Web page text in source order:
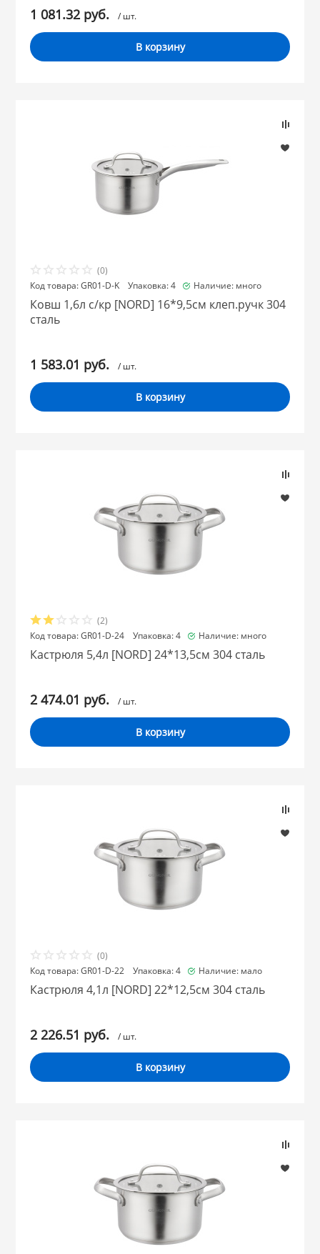
1 081.32 руб. / шт.
В корзину
(0)
Наличие: много
Код товара: GR01-D-K Упаковка: 4
Ковш 1,6л с/кр [NORD] 16*9,5см клеп.ручк 304
сталь
1 583.01 руб. / шт.
В корзину
(2)
Наличие: много
Код товара: GR01-D-24 Упаковка: 4
Кастрюля 5,4л [NORD] 24*13,5см 304 сталь
2 474.01 руб. / шт.
В корзину
(0)
Наличие: мало
Код товара: GR01-D-22 Упаковка: 4
Кастрюля 4,1л [NORD] 22*12,5см 304 сталь
2 226.51 руб. / шт.
В корзину